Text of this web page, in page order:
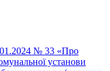
№ 33 «Про
установи